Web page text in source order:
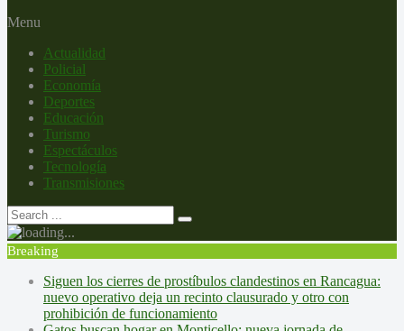
Menu
Actualidad
Policial
Economía
Deportes
Educación
Turismo
Espectáculos
Tecnología
Transmisiones
Breaking
Siguen los cierres de prostíbulos clandestinos en Rancagua:
nuevo operativo deja un recinto clausurado y otro con
prohibición de funcionamiento